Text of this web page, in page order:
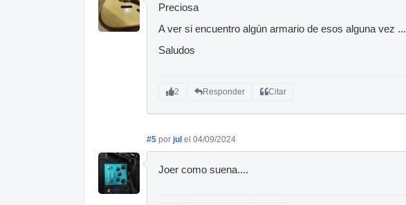
Preciosa
A ver si encuentro algún armario de esos alguna vez ...
Saludos
2 Responder Citar
#5 por jul el 04/09/2024
Joer como suena....